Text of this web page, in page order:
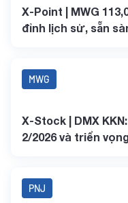
X-Point | MWG
đỉnh lịch sử, sẵn
MWG
X-Stock | DMX
2/2026 và triển
PNJ